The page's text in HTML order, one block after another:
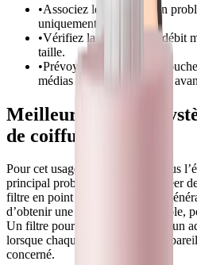
•Associez le système à un
uniquement au mot-clé.
•Vérifiez la demande de débit
taille.
•Prévoyez le coût des
médias ou de la membrane
Meilleurs types de
de coiffure
Pour cet usage, un filtre d’eau sous
principal problème d’eau sans créer
filtre en point d’utilisation suffit
d’obtenir une meilleure eau potable,
Un filtre pour toute la maison ou un
lorsque chaque évier, douche,
concerné.